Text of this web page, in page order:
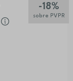
-18%
sobre PVPR